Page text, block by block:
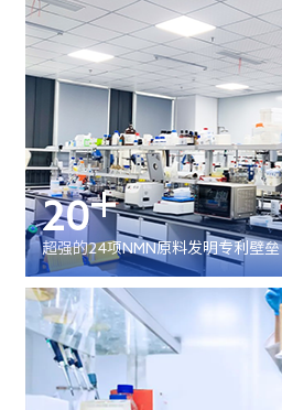
20+
超强的24项NMN原料发明专利壁垒